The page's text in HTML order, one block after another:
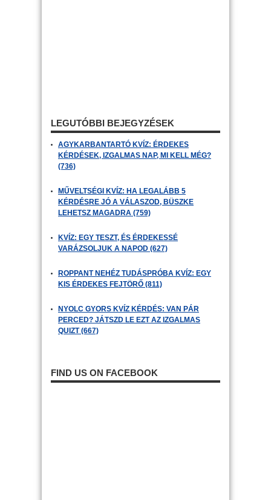
LEGUTÓBBI BEJEGYZÉSEK
AGYKARBANTARTÓ KVÍZ: ÉRDEKES
KÉRDÉSEK, IZGALMAS NAP, MI KELL MÉG?
(736)
MŰVELTSÉGI KVÍZ: HA LEGALÁBB 5
KÉRDÉSRE JÓ A VÁLASZOD, BÜSZKE
LEHETSZ MAGADRA (759)
KVÍZ: EGY TESZT, ÉS ÉRDEKESSÉ
VARÁZSOLJUK A NAPOD (627)
ROPPANT NEHÉZ TUDÁSPRÓBA KVÍZ: EGY
KIS ÉRDEKES FEJTÖRŐ (811)
NYOLC GYORS KVÍZ KÉRDÉS: VAN PÁR
PERCED? JÁTSZD LE EZT AZ IZGALMAS
QUIZT (667)
FIND US ON FACEBOOK